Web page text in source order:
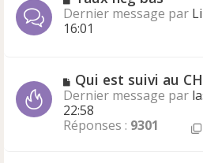
Dernier message par
16:01
Qui est suivi au
Dernier message par
22:58
Réponses : 9301